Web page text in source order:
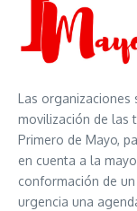
Las organizaciones
movilización de las
Primero de Mayo,
en cuenta a la
conformación de
urgencia una